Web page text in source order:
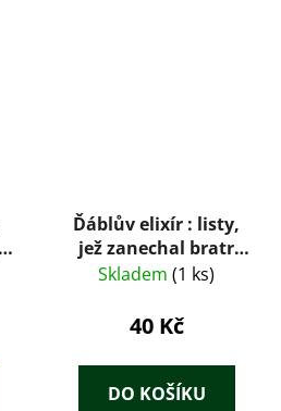
Ďáblův elixír : listy,
jež zanechal bratr
Medard, kapucín,
Fantastických kusů
Skladem (1 ks)
40 Kč
DO KOŠÍKU